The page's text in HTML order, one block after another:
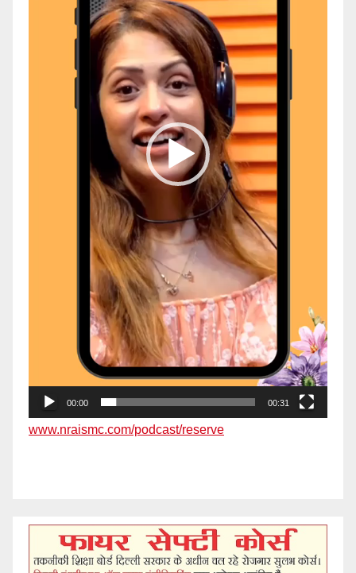
00:00 00:31
www.nraismc.com/podcast/reserve